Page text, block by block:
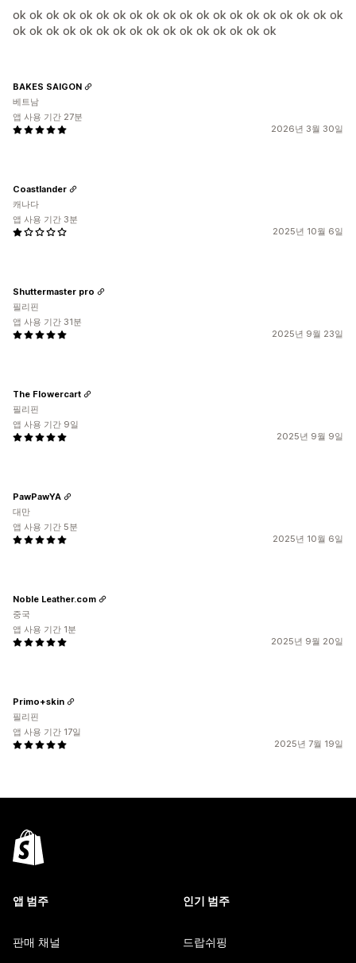
ok ok ok ok ok ok ok ok ok ok ok ok ok ok ok ok ok ok ok ok
ok ok ok ok ok ok ok ok ok ok ok ok ok ok ok ok
2026년 3월 30일
BAKES SAIGON
베트남
앱 사용 기간 27분
2025년 10월 6일
Coastlander
캐나다
앱 사용 기간 3분
2025년 9월 23일
Shuttermaster pro
필리핀
앱 사용 기간 31분
2025년 9월 9일
The Flowercart
필리핀
앱 사용 기간 9일
2025년 10월 6일
PawPawYA
대만
앱 사용 기간 5분
2025년 9월 20일
Noble Leather.com
중국
앱 사용 기간 1분
2025년 7월 19일
Primo+skin
필리핀
앱 사용 기간 17일
앱 범주
판매 채널
인기 범주
드랍쉬핑